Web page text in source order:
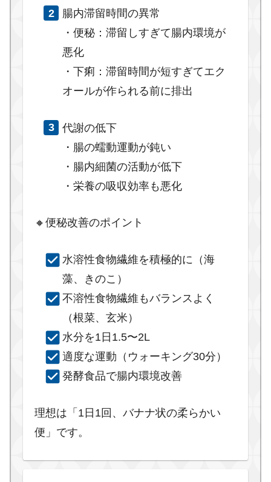
腸内滞留時間の異常
・便秘：滞留しすぎて腸内環境が
悪化
・下痢：滞留時間が短すぎてエク
オールが作られる前に排出
代謝の低下
・腸の蠕動運動が鈍い
・腸内細菌の活動が低下
・栄養の吸収効率も悪化
🔸便秘改善のポイント
水溶性食物繊維を積極的に（海
藻、きのこ）
不溶性食物繊維もバランスよく
（根菜、玄米）
水分を1日1.5〜2L
適度な運動（ウォーキング30分）
発酵食品で腸内環境改善
理想は「1日1回、バナナ状の柔らかい
便」です。